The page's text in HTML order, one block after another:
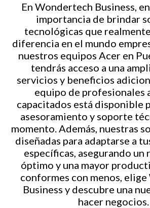
En Wondertech Business,
importancia de brindar
tecnológicas que
diferencia en el mundo
nuestros equipos Acer en
tendrás acceso a una
servicios y beneficios
equipo de profesionales
capacitados está disponible
asesoramiento y soporte
momento. Además, nuestras
diseñadas para adaptarse a
específicas, asegurando
óptimo y una mayor
conformes con menos,
Business y descubre una
hacer negocios.